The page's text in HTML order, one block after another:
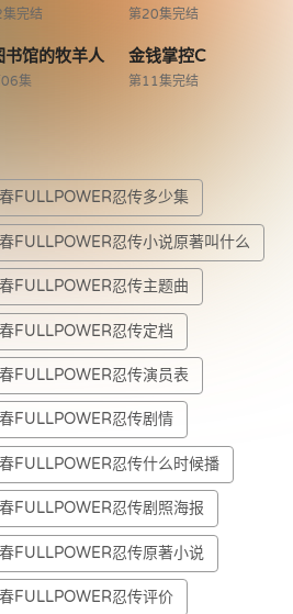
完结 第20集完结
书馆的牧羊人
集
金钱掌控C
第11集完结
FULLPOWER忍传多少集
FULLPOWER忍传小说原著叫什么
FULLPOWER忍传主题曲
FULLPOWER忍传定档
FULLPOWER忍传演员表
FULLPOWER忍传剧情
FULLPOWER忍传什么时候播
FULLPOWER忍传剧照海报
FULLPOWER忍传原著小说
FULLPOWER忍传评价